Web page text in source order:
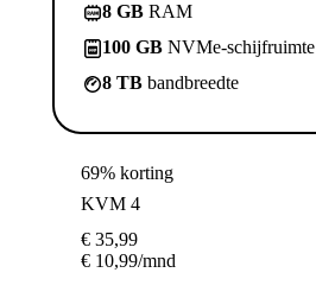
8 GB RAM
100 GB NVMe-schijfruimte
8 TB bandbreedte
69% korting
KVM 4
€ 35,99
€ 10,99/mnd